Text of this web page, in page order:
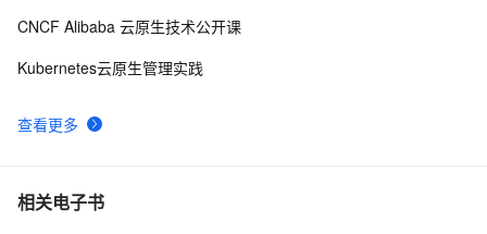
查看更多
CNCF Alibaba 云原生技术公开课
Kubernetes云原生管理实践
相关电子书